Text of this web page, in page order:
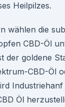
Heilpilzes.
wählen die
CBD-Öl
der goldene
CBD-Öl
Öl